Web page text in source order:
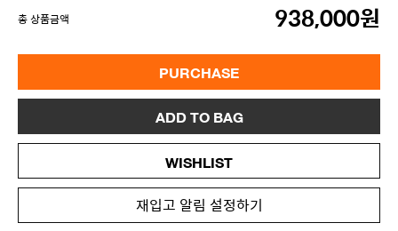
총 상품금액 938,000원
PURCHASE
ADD TO BAG
WISHLIST
재입고 알림 설정하기